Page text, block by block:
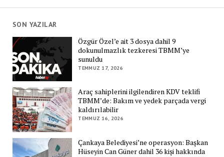
SON YAZILAR
Özgür Özel’e ait 3 dosya dahil 9
dokunulmazlık tezkeresi TBMM’ye
sunuldu
TEMMUZ 17, 2026
Araç sahiplerini ilgilendiren KDV teklifi
TBMM’de: Bakım ve yedek parçada vergi
kaldırılabilir
TEMMUZ 16, 2026
Çankaya Belediyesi’ne operasyon: Başkan
Hüseyin Can Güner dahil 36 kişi hakkında